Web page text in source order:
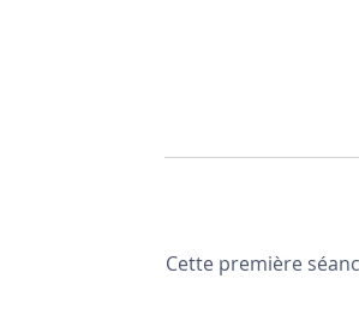
Cette première